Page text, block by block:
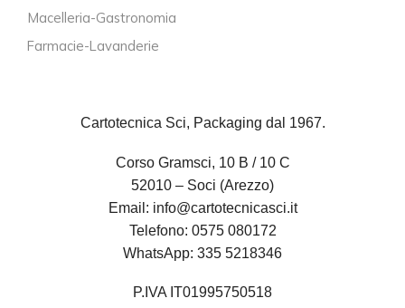
Macelleria-Gastronomia
Farmacie-Lavanderie
Cartotecnica Sci, Packaging dal 1967.
Corso Gramsci, 10 B / 10 C
52010 – Soci (Arezzo)
Email: info@cartotecnicasci.it
Telefono: 0575 080172
WhatsApp: 335 5218346
P.IVA IT01995750518